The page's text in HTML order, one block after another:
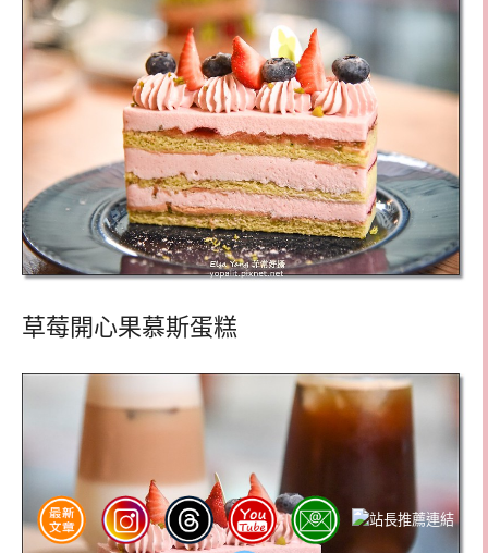
草莓開心果慕斯蛋糕